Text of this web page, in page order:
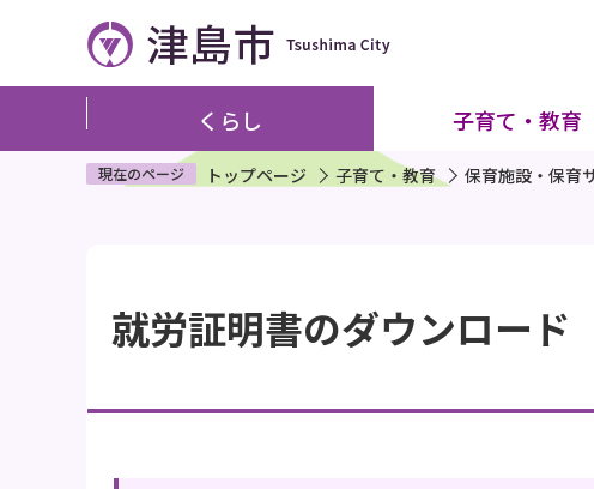
ペ
ジ
くらし 子育て・教育
現在のページ トップページ 子育て・教育 保育施設・保育
就労証明書のダウンロード